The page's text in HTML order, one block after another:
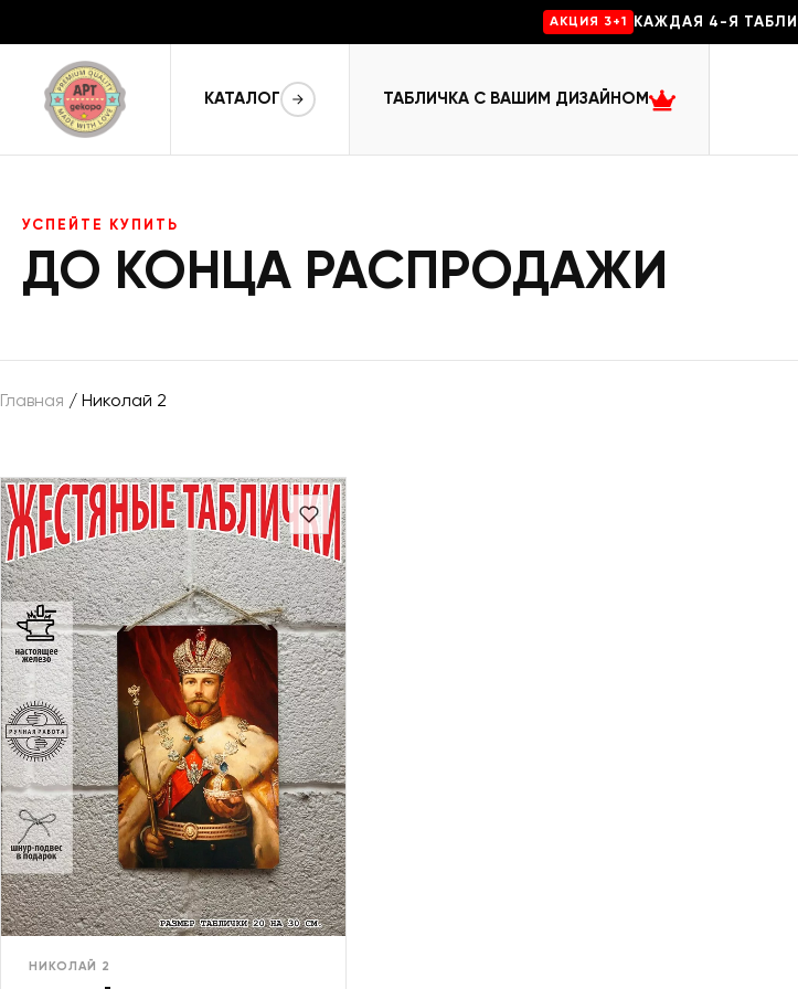
AKЦИЯ 3+1 КАЖДАЯ 4-Я
КАТАЛОГ ТАБЛИЧКА С ВАШИМ ДИЗАЙНОМ
УСПЕЙТЕ КУПИТЬ
ДО КОНЦА РАСПРОДАЖИ
Главная / Николай 2
НИКОЛАЙ 2